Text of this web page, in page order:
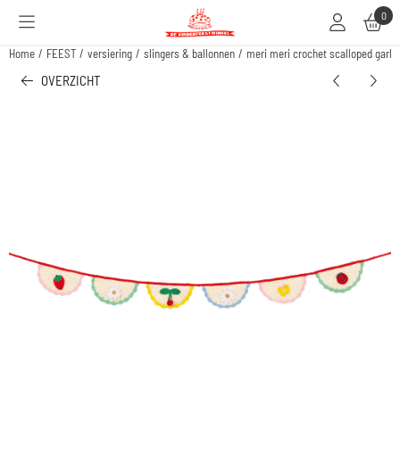
Cookievoorkeuren zijn beschikbaar. Kies instellingen of sta alle cookies toe.0
Home / FEEST / versiering / slingers & ballonnen / meri meri crochet scalloped
OVERZICHT